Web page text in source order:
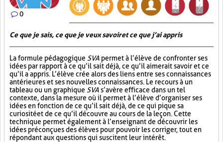
0
Ce que je sais, ce que je veux savoir et ce que j’ai appris
La formule pédagogique SVA permet à l’élève de confronter ses
idées par rapport à ce qu’il sait déjà, ce qu’il aimerait savoir et ce
qu’il a appris. L’élève crée alors des liens entre ses connaissances
antérieures et ses nouvelles connaissances. Le recours à un
tableau ou un graphique SVA s’avère efficace dans un tel
contexte, dans la mesure où il permet à l’élève d’organiser ses
idées en fonction de ce qu’il sait déjà, de ce qui pique sa
curiosité et de ce qu’il découvre au cours de la leçon. Cette
technique permet également à l’enseignant de découvrir les
idées préconçues des élèves pour pouvoir les corriger, tout en
répondant aux questions qui suscitent leur intérêt.